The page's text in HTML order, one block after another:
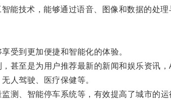
技术，能够通过语音、图像和数据的处理
到更加便捷和智能化的体验。
至是为用户推荐最新的新闻和娱乐资讯，
人驾驶、医疗保健等。
、智能停车系统等，有效提高了城市的运